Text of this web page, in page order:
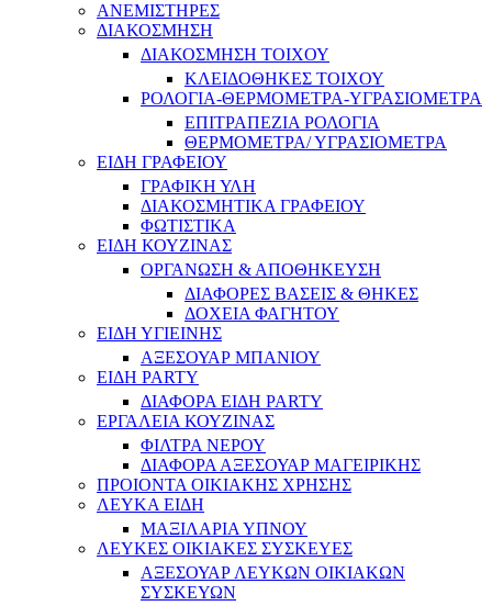
ΑΝΕΜΙΣΤΗΡΕΣ
ΔΙΑΚΟΣΜΗΣΗ
ΔΙΑΚΟΣΜΗΣΗ ΤΟΙΧΟΥ
ΚΛΕΙΔΟΘΗΚΕΣ ΤΟΙΧΟΥ
ΡΟΛΟΓΙΑ-ΘΕΡΜΟΜΕΤΡΑ-ΥΓΡΑΣΙΟΜΕΤΡΑ
ΕΠΙΤΡΑΠΕΖΙΑ ΡΟΛΟΓΙΑ
ΘΕΡΜΟΜΕΤΡΑ/ ΥΓΡΑΣΙΟΜΕΤΡΑ
ΕΙΔΗ ΓΡΑΦΕΙΟΥ
ΓΡΑΦΙΚΗ ΥΛΗ
ΔΙΑΚΟΣΜΗΤΙΚΑ ΓΡΑΦΕΙΟΥ
ΦΩΤΙΣΤΙΚΑ
ΕΙΔΗ ΚΟΥΖΙΝΑΣ
ΟΡΓΑΝΩΣΗ & ΑΠΟΘΗΚΕΥΣΗ
ΔΙΑΦΟΡΕΣ ΒΑΣΕΙΣ & ΘΗΚΕΣ
ΔΟΧΕΙΑ ΦΑΓΗΤΟΥ
ΕΙΔΗ ΥΓΙΕΙΝΗΣ
ΑΞΕΣΟΥΑΡ ΜΠΑΝΙΟΥ
ΕΙΔΗ PARTY
ΔΙΑΦΟΡΑ ΕΙΔΗ PARTY
ΕΡΓΑΛΕΙΑ ΚΟΥΖΙΝΑΣ
ΦΙΛΤΡΑ ΝΕΡΟΥ
ΔΙΑΦΟΡΑ ΑΞΕΣΟΥΑΡ ΜΑΓΕΙΡΙΚΗΣ
ΠΡΟΙΟΝΤΑ ΟΙΚΙΑΚΗΣ ΧΡΗΣΗΣ
ΛΕΥΚΑ ΕΙΔΗ
ΜΑΞΙΛΑΡΙΑ ΥΠΝΟΥ
ΛΕΥΚΕΣ ΟΙΚΙΑΚΕΣ ΣΥΣΚΕΥΕΣ
ΑΞΕΣΟΥΑΡ ΛΕΥΚΩΝ ΟΙΚΙΑΚΩΝ
ΣΥΣΚΕΥΩΝ